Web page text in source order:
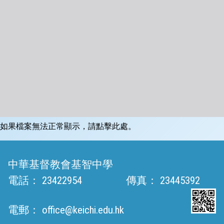
如果檔案無法正常顯示，請點擊此處。
中華基督教會基智中學
電話：
23422954 傳真： 23445392
電郵： office@keichi.edu.hk